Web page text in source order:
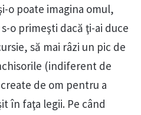
o poate imagina omul,
o primeşti dacă ţi-ai duce
să mai râzi un pic de
(indiferent de
de om pentru a
în faţa legii. Pe când